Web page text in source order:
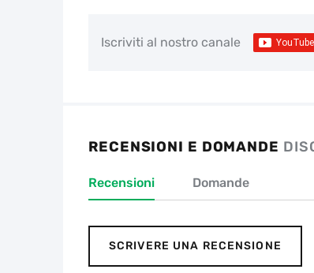
Iscriviti al nostro canale
RECENSIONI E DOMANDE
Recensioni Domande
SCRIVERE UNA RECENSIONE